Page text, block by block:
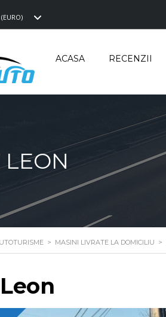
ACASA RECENZII
LEON
> MASINI LIVRATE LA DOMICILIU >